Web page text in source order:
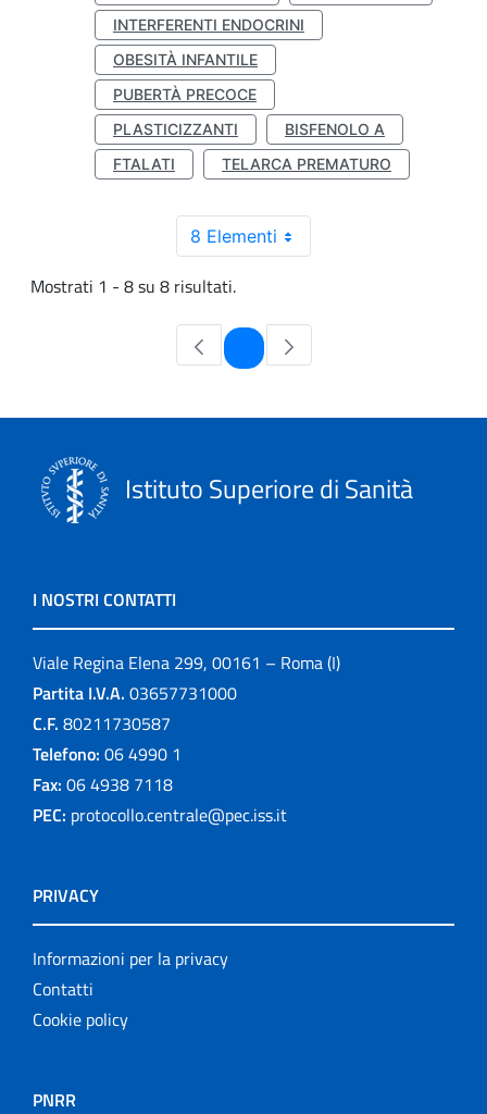
INTERFERENTI ENDOCRINI
OBESITÀ INFANTILE
PUBERTÀ PRECOCE
PLASTICIZZANTI
BISFENOLO A
FTALATI
TELARCA PREMATURO
8 Elementi
Mostrati 1 - 8 su 8 risultati.
Pagina
Istituto Superiore di Sanità
I NOSTRI CONTATTI
Viale Regina Elena 299, 00161 – Roma (I)
Partita I.V.A. 03657731000
C.F. 80211730587
Telefono: 06 4990 1
Fax: 06 4938 7118
PEC: protocollo.centrale@pec.iss.it
PRIVACY
Informazioni per la privacy
Contatti
Cookie policy
PNRR